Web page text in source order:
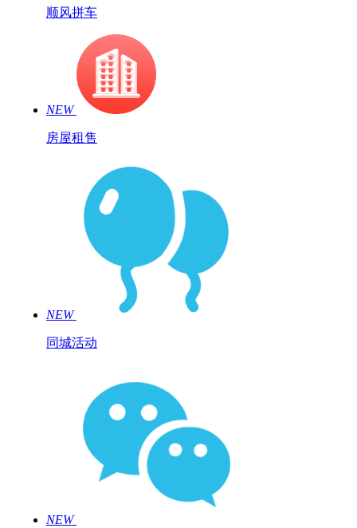
顺风拼车
NEW
房屋租售
NEW
同城活动
NEW